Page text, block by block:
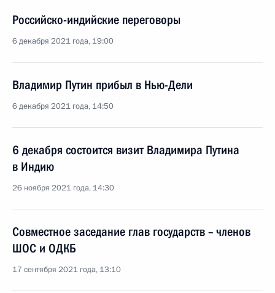
Российско-индийские переговоры
6 декабря 2021 года, 19:00
Владимир Путин прибыл в Нью-Дели
6 декабря 2021 года, 14:50
6 декабря состоится визит Владимира Путина
в Индию
26 ноября 2021 года, 14:30
Совместное заседание глав государств – членов
ШОС и ОДКБ
17 сентября 2021 года, 13:10